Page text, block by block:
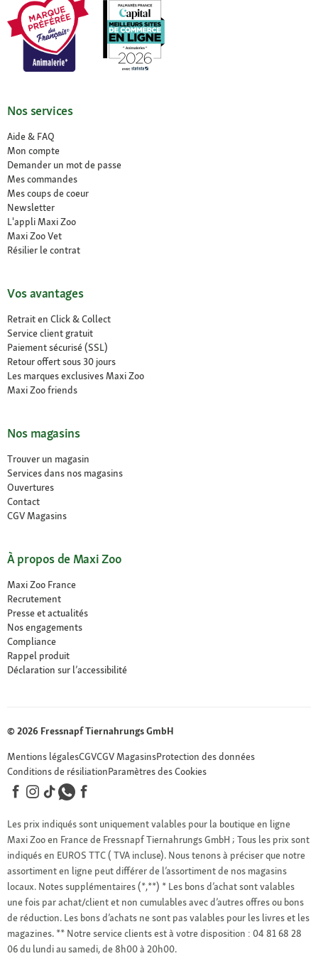
Nos services
Aide & FAQ
Mon compte
Demander un mot de passe
Mes commandes
Mes coups de coeur
Newsletter
L'appli Maxi Zoo
Maxi Zoo Vet
Résilier le contrat
Vos avantages
Retrait en Click & Collect
Service client gratuit
Paiement sécurisé (SSL)
Retour offert sous 30 jours
Les marques exclusives Maxi Zoo
Maxi Zoo friends
Nos magasins
Trouver un magasin
Services dans nos magasins
Ouvertures
Contact
CGV Magasins
À propos de Maxi Zoo
Maxi Zoo France
Recrutement
Presse et actualités
Nos engagements
Compliance
Rappel produit
Déclaration sur l’accessibilité
© 2026 Fressnapf Tiernahrungs GmbH
Mentions légalesCGVCGV MagasinsProtection des données
Conditions de résiliationParamètres des Cookies
Les prix indiqués sont uniquement valables pour la boutique en ligne
Maxi Zoo en France de Fressnapf Tiernahrungs GmbH ; Tous les prix sont
indiqués en EUROS TTC ( TVA incluse). Nous tenons à préciser que notre
assortiment en ligne peut différer de l’assortiment de nos magasins
locaux. Notes supplémentaires (*,**) * Les bons d’achat sont valables
une fois par achat/client et non cumulables avec d’autres offres ou bons
de réduction. Les bons d’achats ne sont pas valables pour les livres et les
magazines. ** Notre service clients est à votre disposition : 04 81 68 28
06 du lundi au samedi, de 8h00 à 20h00.